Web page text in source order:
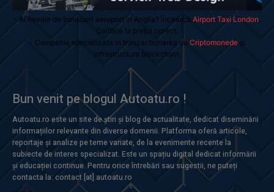
- Ai nevoie de transport aeroport in Anglia? Încearcă Airport Taxi London.
Calitate la prețul corect.
- Companie specializata in tranzactionarea de Criptomonedesi
infrastructura blockchain.
Bun venit pe blogul Autoatu.ro !
Autoatu.ro este un site de știri și blog de actualitate, dedicat diseminării
informațiilor relevante din diverse domenii. Platforma oferă articole,
reportaje și analize pe teme variate, de la evenimente recente la
subiecte de interes specializat. Este un spațiu digital dedicat informării
și educației continue. Pentru orice întrebări sau sugestii, ne puteți
contacta la: contact [at] autoatu.ro